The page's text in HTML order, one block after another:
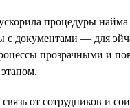
процедуры
с документами — для
прозрачными и
от сотрудников и